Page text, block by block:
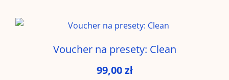
Voucher na presety: Clean
99,00zł